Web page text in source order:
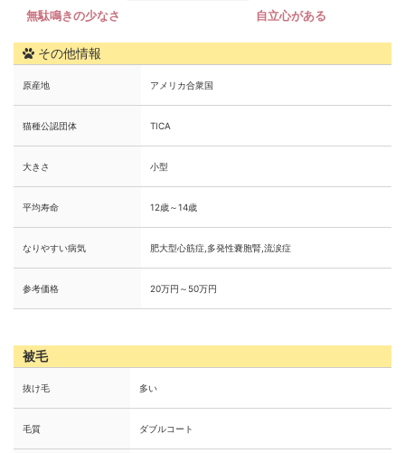
その他情報
原産地 アメリカ合衆国
猫種公認団体 TICA
大きさ 小型
平均寿命 12歳～14歳
なりやすい病気 肥大型心筋症,多発性嚢胞腎,流涙症
参考価格 20万円～50万円
被毛
抜け毛 多い
毛質 ダブルコート